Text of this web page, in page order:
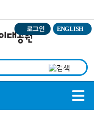
로그인 ENGLISH